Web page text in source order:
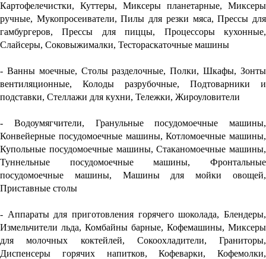
Картофелечистки, Куттеры, Миксеры планетарные, Миксеры
ручные, Мукопросеиватели, Пилы для резки мяса, Прессы для
гамбургеров, Прессы для пиццы, Процессоры кухонные,
Слайсеры, Соковыжималки, Тестораскаточные машины
- Ванны моечные, Столы разделочные, Полки, Шкафы, Зонты
вентиляционные, Колоды разрубочные, Подтоварники и
подставки, Стеллажи для кухни, Тележки, Жироуловители
- Водоумягчители, Гранульные посудомоечные машины,
Конвейерные посудомоечные машины, Котломоечные машины,
Купольные посудомоечные машины, Стаканомоечные машины,
Туннельные посудомоечные машины, Фронтальные
посудомоечные машины, Машины для мойки овощей,
Приставные столы
- Аппараты для приготовления горячего шоколада, Блендеры,
Измельчители льда, Комбайны барные, Кофемашины, Миксеры
для молочных коктейлей, Сокоохладители, Граниторы,
Диспенсеры горячих напитков, Кофеварки, Кофемолки,